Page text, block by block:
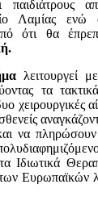
Λαμίας ενώ
ότι θα
λειτουργεί
τα
χειρουργικές
να
Ιδιωτικά
των